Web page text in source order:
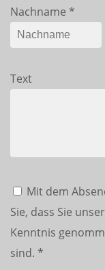
Nachname *
Text
Mit dem
Sie, dass Sie
Kenntnis
sind. *